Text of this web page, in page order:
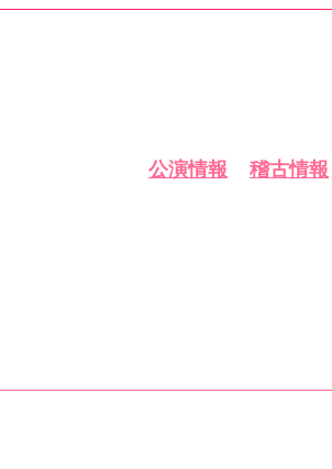
公演情報 稽古情報